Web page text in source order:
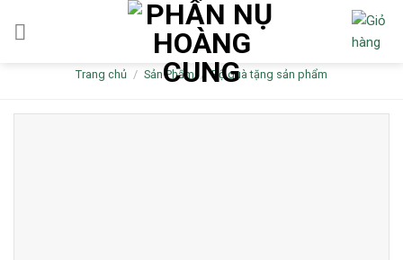
Trang chủ / Sản Phẩm / Bộ quà tặng sản phẩm